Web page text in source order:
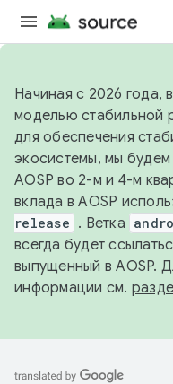
Начиная с 2026 года,
моделью стабильной
для обеспечения
экосистемы, мы
AOSP во 2-м и 4-м
вклада в AOSP
release . Ветка
всегда будет
выпущенный в AOSP.
информации см.